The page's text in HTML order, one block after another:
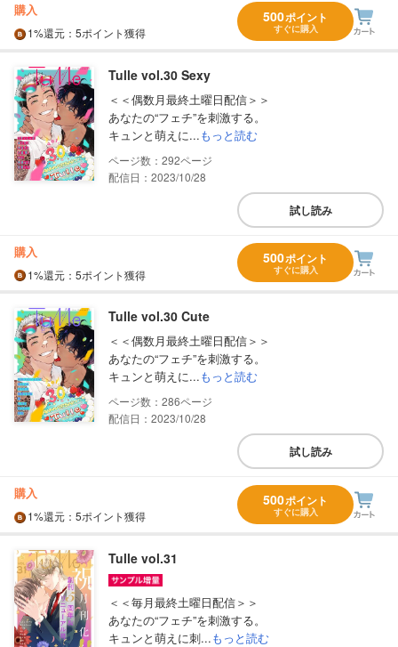
購入
1%還元 ：5ポイント獲得
500ポイント
すぐに購入
Tulle vol.30 Sexy
＜＜偶数月最終土曜日配信＞＞
あなたの“フェチ”を刺激する。
キュンと萌えに...もっと読む
292
配信日：2023/10/28
試し読み
購入
1%還元 ：5ポイント獲得
500ポイント
すぐに購入
Tulle vol.30 Cute
＜＜偶数月最終土曜日配信＞＞
あなたの“フェチ”を刺激する。
キュンと萌えに...もっと読む
286
配信日：2023/10/28
試し読み
購入
1%還元 ：5ポイント獲得
500ポイント
すぐに購入
Tulle vol.31
＜＜毎月最終土曜日配信＞＞
あなたの“フェチ”を刺激する。
キュンと萌えに刺...もっと読む